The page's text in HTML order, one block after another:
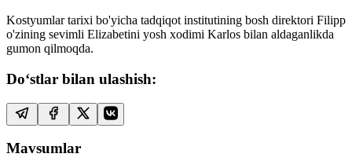
Kostyumlar tarixi bo'yicha tadqiqot institutining bosh direktori Filipp
o'zining sevimli Elizabetini yosh xodimi Karlos bilan aldaganlikda
gumon qilmoqda.
Do‘stlar bilan ulashish:
Mavsumlar